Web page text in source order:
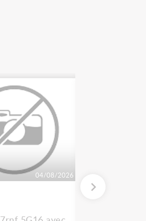
04/08/2026